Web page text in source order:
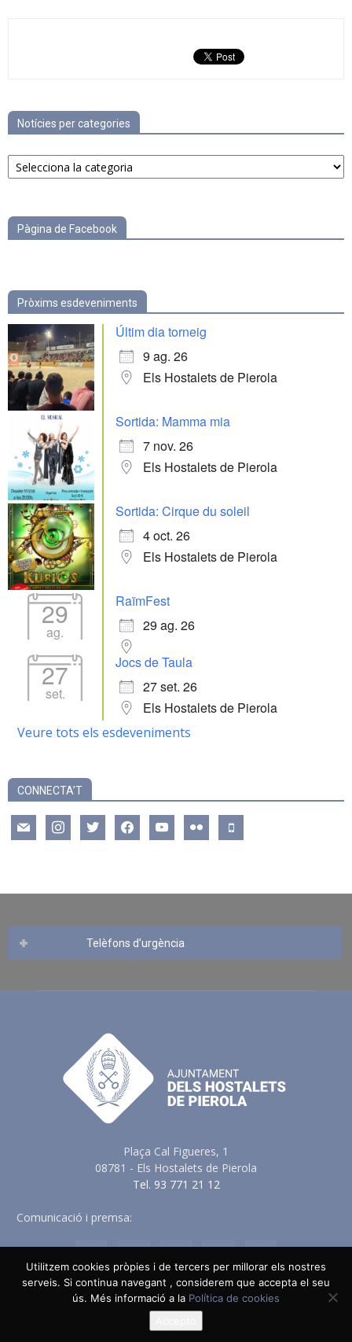
Notícies per categories
Notícies
per
Pàgina de Facebook
Pròxims esdeveniments
Últim dia torneig
9 ag. 26
Els Hostalets de Pierola
Sortida: Mamma mia
7 nov. 26
Els Hostalets de Pierola
Sortida: Cirque du soleil
4 oct. 26
Els Hostalets de Pierola
29
ag.
RaïmFest
29 ag. 26
27
set.
Jocs de Taula
27 set. 26
Els Hostalets de Pierola
Veure tots els esdeveniments
CONNECTA’T
mail instagramtwitter facebookyoutube flickr mobile
Telèfons d’urgència
Plaça Cal Figueres, 1
08781 - Els Hostalets de Pierola
Tel. 93 771 21 12
Comunicació i premsa:
Avis Legal Política de Privacitat
Política de Cookies
Política en vers a les Xarxes Socials
Utilitzem cookies pròpies i de tercers per millorar els nostres
serveis. Si continua navegant , considerem que accepta el seu
ús. Més informació a la Política de cookies